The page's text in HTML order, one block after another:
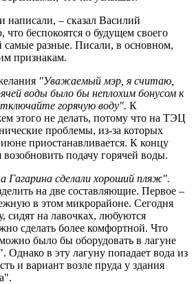
– сказал Василий
беспокоятся о будущем своего
самые разные. Писали, в основном,
признакам.
"Уважаемый мэр, я считаю,
воды было бы неплохим бонусом к
горячую воду". К
этого не делать, потому что на ТЭЦ
проблемы, из-за которых
приостанавливается. К концу
подачу горячей воды.
Гагарина сделали хороший пляж".
на две составляющие. Первое –
в этом микрорайоне. Сегодня
сидят на лавочках, любуются
сделать более комфортной. Что
было бы оборудовать в лагуне
Однако в эту лагуну попадает вода из
и вариант возле пруда у здания